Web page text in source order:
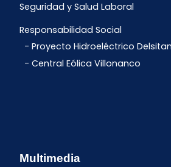
Seguridad y Salud Laboral
Responsabilidad Social
Proyecto Hidroeléctrico
Central Eólica Villonanco
Multimedia